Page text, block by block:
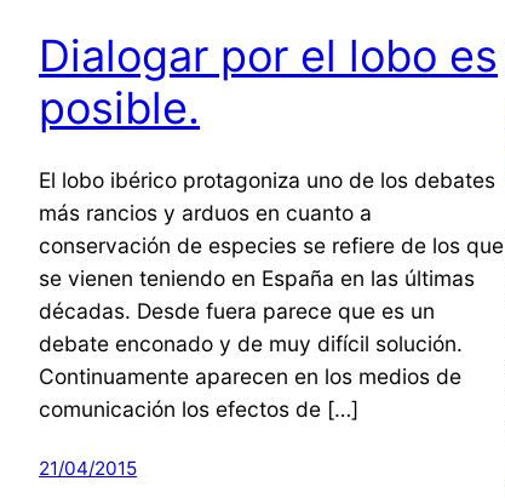
Dialogar por el lobo es
posible.
El lobo ibérico protagoniza uno de los debates
más rancios y arduos en cuanto a
conservación de especies se refiere de los que
se vienen teniendo en España en las últimas
décadas. Desde fuera parece que es un
debate enconado y de muy difícil solución.
Continuamente aparecen en los medios de
comunicación los efectos de […]
21/04/2015